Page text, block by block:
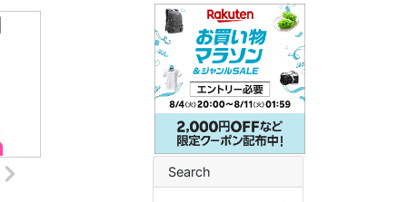
Search